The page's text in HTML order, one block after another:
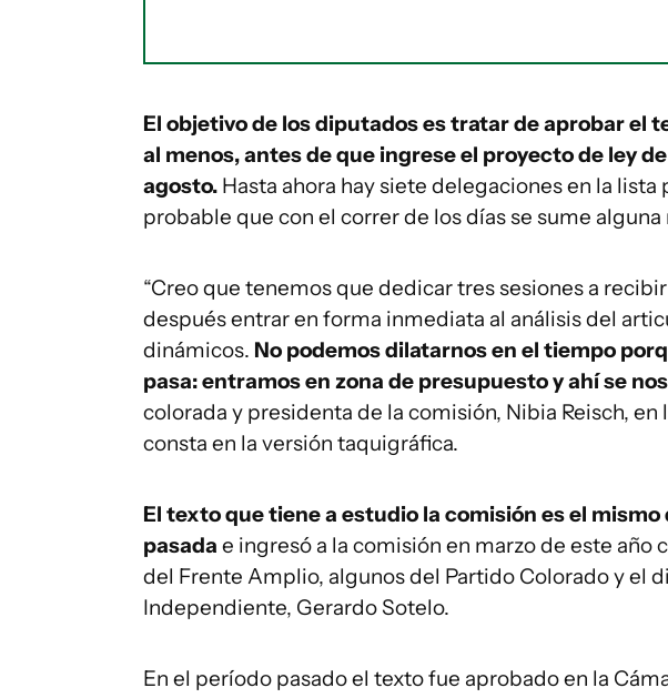
El objetivo de los diputados es tratar de aprobar el
al menos, antes de que ingrese el proyecto de ley
agosto. Hasta ahora hay siete delegaciones en la
probable que con el correr de los días se sume alguna
“Creo que tenemos que dedicar tres sesiones a
después entrar en forma inmediata al análisis del
dinámicos. No podemos dilatarnos en el tiempo
pasa: entramos en zona de presupuesto y ahí se
colorada y presidenta de la comisión, Nibia Reisch,
consta en la versión taquigráfica.
El texto que tiene a estudio la comisión es el
pasada e ingresó a la comisión en marzo de este año
del Frente Amplio, algunos del Partido Colorado y el
Independiente, Gerardo Sotelo.
En el período pasado el texto fue aprobado en la